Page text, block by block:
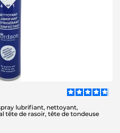
lubrifiant, nettoyant,
tête de rasoir, tête de tondeuse